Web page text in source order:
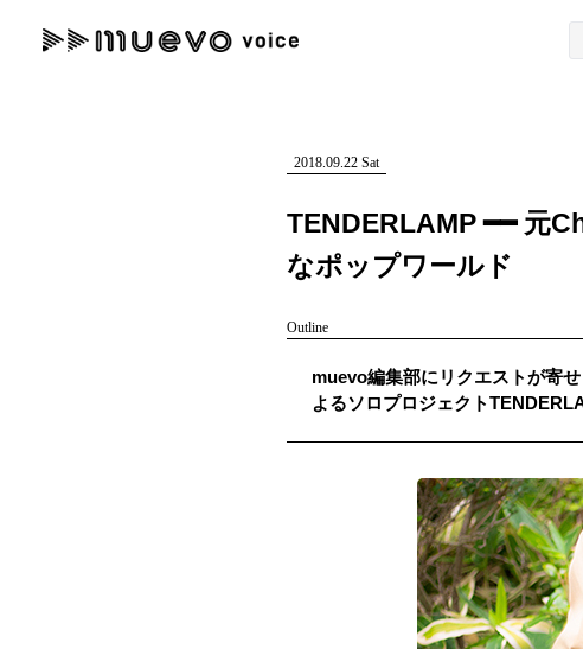
#ロック #男性シンガー
"読者の声を形にする”音楽特化メディア
2018.09.22 Sat
TENDERLAMP ━━ 元
なポップワールド
Outline
muevo編集部にリクエストが寄
よるソロプロジェクト